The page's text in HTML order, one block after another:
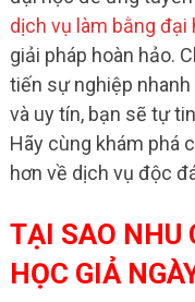
dịch vụ làm bằng đại
giải pháp hoàn hảo.
tiến sự nghiệp
và uy tín, bạn sẽ tự
Hãy cùng khám phá
hơn về dịch vụ độc
TẠI SAO NHU
HỌC GIẢ